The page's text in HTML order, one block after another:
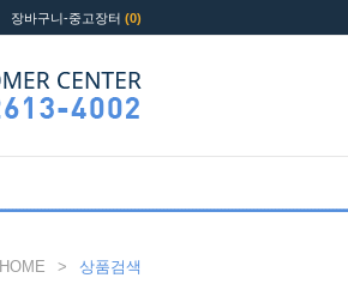
장바구니-중고장터 (0)
HOME > 상품검색